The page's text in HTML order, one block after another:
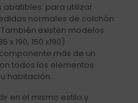
abatibles: para utilizar
normales de colchón
También existen modelos
190, 150 x190)
más de un
todos los elementos
habitación.
en el mismo estilo y